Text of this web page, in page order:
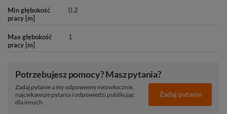
Min głębokość
pracy [m]
0.2
Max głębokość
pracy [m]
1
Potrzebujesz pomocy? Masz pytania?
Zadaj pytanie a my odpowiemy niezwłocznie,
najciekawsze pytania i odpowiedzi publikując
dla innych.
Zadaj pytanie